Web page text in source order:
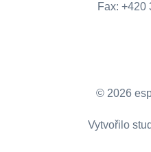
Fax: +420
© 2026
Vytvořilo